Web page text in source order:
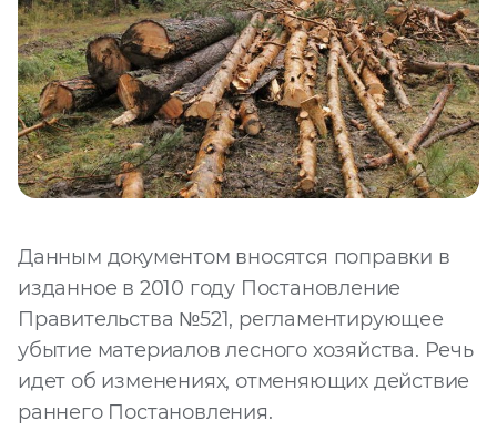
Данным документом вносятся поправки в
изданное в 2010 году Постановление
Правительства №521, регламентирующее
убытие материалов лесного хозяйства. Речь
идет об изменениях, отменяющих действие
раннего Постановления.